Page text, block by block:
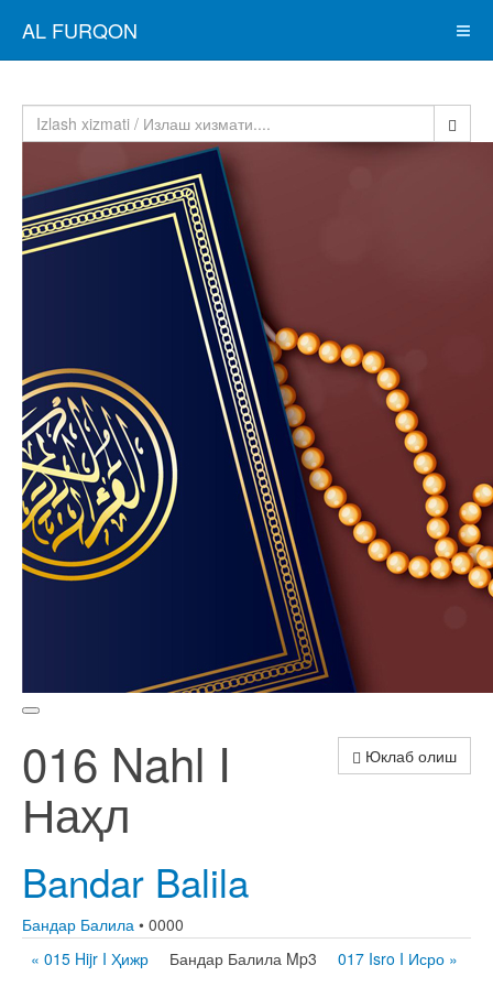
AL FURQON
Юклаб олиш
016 Nahl I
Наҳл
Bandar Balila
Бандар Балила • 0000
« 015 Hijr I Ҳижр
Бандар Балила Mp3 017 Isro I Исро »